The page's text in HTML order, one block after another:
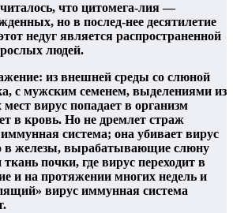
что цитомега-лия —
но в послед-нее десятилетие
недуг является распространенной
людей.
из внешней среды со слюной
с мужским семенем, выделениями из
вирус попадает в организм
в кровь. Но не дремлет страж
система; она убивает вирус
в железы, вырабатывающие слюну
почки, где вирус переходит в
и на протяжении многих недель и
вирус иммунная система